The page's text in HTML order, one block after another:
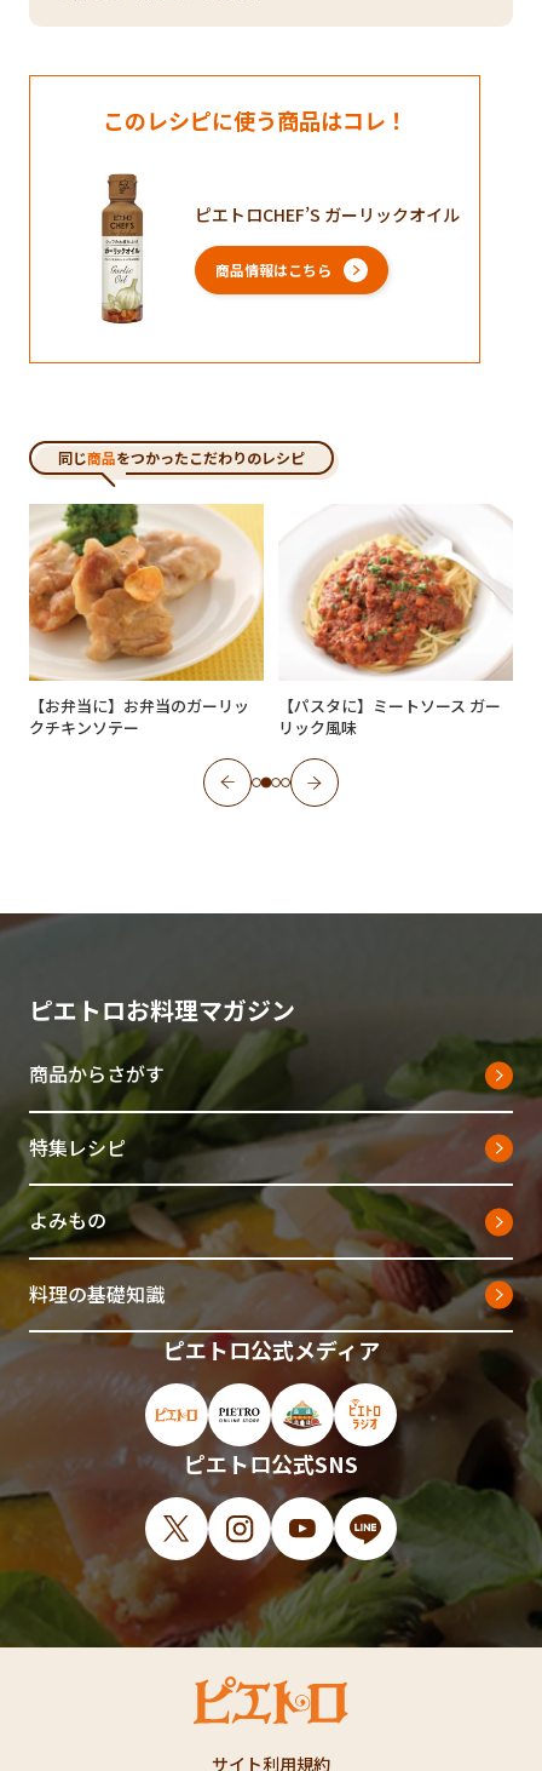
このレシピに使う商品はコレ！
ピエトロCHEF’S ガーリックオイル
商品情報はこちら
同じ商品をつかったこだわりのレシピ
【お弁当に】お弁当のガーリッ
クチキンソテー
【パスタに】ミートソース ガー
リック風味
ピエトロお料理マガジン
商品からさがす
特集レシピ
よみもの
料理の基礎知識
ピエトロ公式メディア
ピエトロ公式サイト（新しいウィンドウで
ピエトロオンラインストア（新しい
ピエトロホームタウン（新
ピエトロラジオ（新
ピエトロ公式SNS
X（新しいウィンドウで開きます）
Instagram（新しいウィンドウで開
YouTube（新しいウィンド
LINE（新しいウィン
サイト利用規約